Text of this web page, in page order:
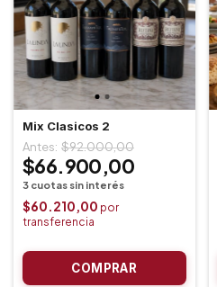
Mix Clasicos 2
$66.900,00
$92.000,00
$60.210,00